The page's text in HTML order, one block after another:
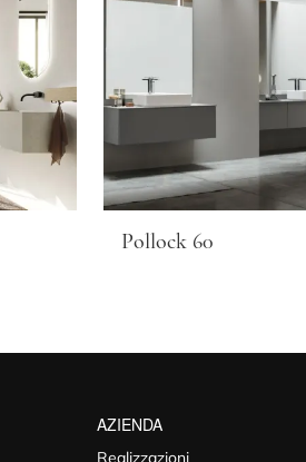
Pollock 60
AZIENDA
Realizzazioni